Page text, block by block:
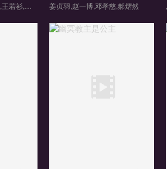
姜贞羽,赵一博,邓孝慈,郝熠然